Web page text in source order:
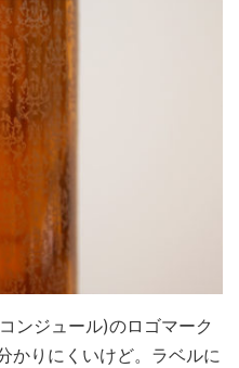
ンジュール)のロゴマーク
かりにくいけど。ラベルに